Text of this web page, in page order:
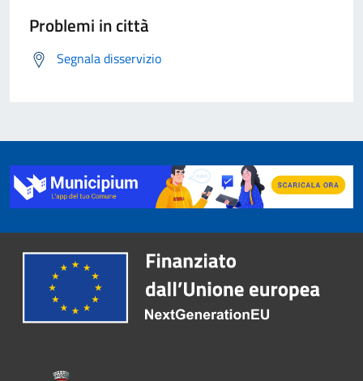
Problemi in città
Segnala disservizio